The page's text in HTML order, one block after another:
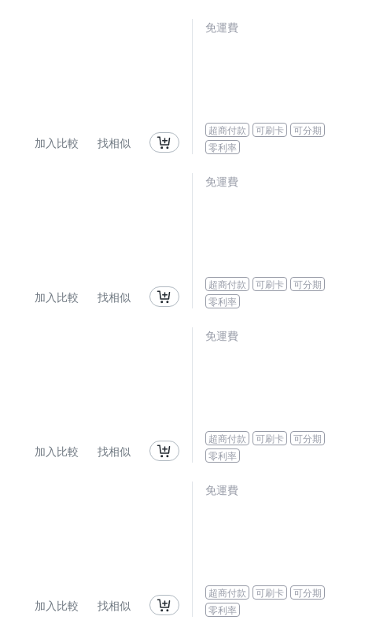
加入比較 找相似
免運費
超商付款 可刷卡
可分期
零利率
加入比較 找相似
免運費
超商付款 可刷卡
可分期
零利率
加入比較 找相似
免運費
超商付款 可刷卡
可分期
零利率
加入比較 找相似
免運費
超商付款 可刷卡
可分期
零利率